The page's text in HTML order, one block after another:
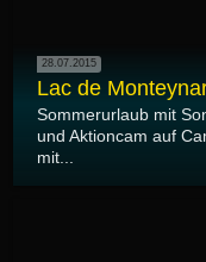
28.07.2015
Lac de
Sommerurlaub mit
und Aktioncam auf
mit...